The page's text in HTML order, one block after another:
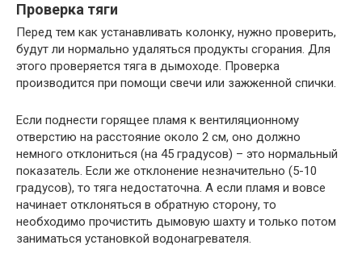
Проверка тяги
Перед тем как устанавливать колонку, нужно проверить,
будут ли нормально удаляться продукты сгорания. Для
этого проверяется тяга в дымоходе. Проверка
производится при помощи свечи или зажженной спички.
Если поднести горящее пламя к вентиляционному
отверстию на расстояние около 2 см, оно должно
немного отклониться (на 45 градусов) – это нормальный
показатель. Если же отклонение незначительно (5-10
градусов), то тяга недостаточна. А если пламя и вовсе
начинает отклоняться в обратную сторону, то
необходимо прочистить дымовую шахту и только потом
заниматься установкой водонагревателя.